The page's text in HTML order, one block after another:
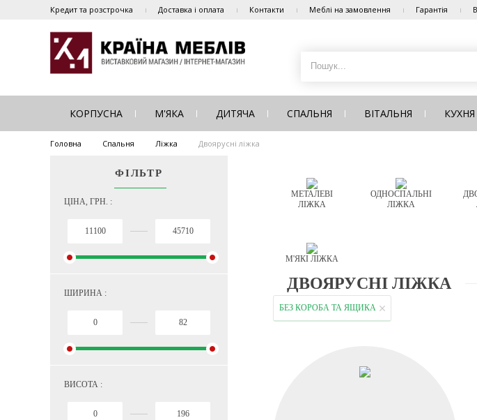
Кредит та розстрочка Доставка і оплата Контакти Меблі на замовлення Гарантія
КОРПУСНА М'ЯКА ДИТЯЧА СПАЛЬНЯ ВІТАЛЬНЯ КУХНЯ
Головна Спальня Ліжка Двоярусні ліжка
ФІЛЬТР
ЦІНА, ГРН. :
ШИРИНА :
ВИСОТА :
МЕТАЛЕВІ
ЛІЖКА
ОДНОСПАЛЬНІ
ЛІЖКА
М'ЯКІ ЛІЖКА
ДВОЯРУСНІ ЛІЖКА
БЕЗ КОРОБА ТА ЯЩИКА